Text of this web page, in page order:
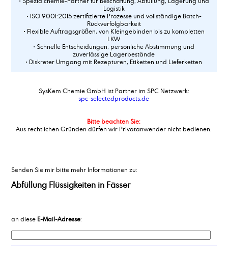
Additiv 78_2
Additiv 88P
Adipinsäure
Aldehyd C 16
Alkene C20-C24
Alkohole, C12-15-branched and linear
Alkohole, C14-15-branched and linear
Alkylbenzolsulfonsäure
Aluminiumsulfat, Lösung 48-50%
Ammonium alkyl Sulfat
Ammoniumacetat, Lösung, ca. 50 %
Anisaldehyd
Logistik
• ISO 9001:2015 zertifizierte Prozesse und vollständige Batch-
Rückverfolgbarkeit
• Flexible Auftragsgrößen, von Kleingebinden bis zu kompletten
LKW
• Schnelle Entscheidungen, persönliche Abstimmung und
zuverlässige Lagerbestände
• Diskreter Umgang mit Rezepturen, Etiketten und Lieferketten
SysKem Chemie GmbH ist Partner im SPC Netzwerk:
spc-selectedproducts.de
Bitte beachten Sie:
Aus rechtlichen Gründen dürfen wir Privatanwender nicht bedienen.
Senden Sie mir bitte mehr Informationen zu:
Abfüllung Flüssigkeiten in Fässer
an diese E-Mail-Adresse: